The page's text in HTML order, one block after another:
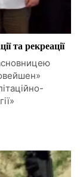
та рекреації